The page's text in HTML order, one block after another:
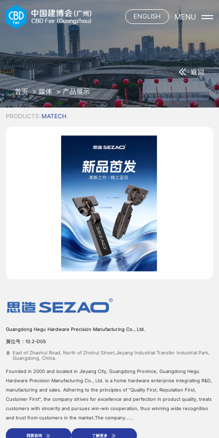
ENGLISH MENU
首页
展会介绍
展会平面
三大场域
六大渠道
展商
参展申请
资质认证施工单位
合作酒店
展馆餐饮
观众
观众登记
观众服务
媒体
中国建博会（上海）
首页 > 媒体 > 产品展示
返回
PRODUCTS: MATECH
Guangdong Hegu Hardware Precision Manufacturing Co., Ltd.
展位号：10.2-D05
East of Zhaohui Road, North of Zhishui Street,Jieyang Industrial Transfer Industrial Park,
Guangdong, China.
Founded in 2000 and located in Jieyang City, Guangdong Province, Guangdong Hegu
Hardware Precision Manufacturing Co., Ltd. is a home hardware enterprise integrating R&D,
manufacturing and sales. Adhering to the principles of "Quality First, Reputation First,
Customer First", the company strives for excellence and perfection in product quality, treats
customers with sincerity and pursues win-win cooperation, thus winning wide recognition
and trust from customers in the market.The company......
我要咨询 了解更多